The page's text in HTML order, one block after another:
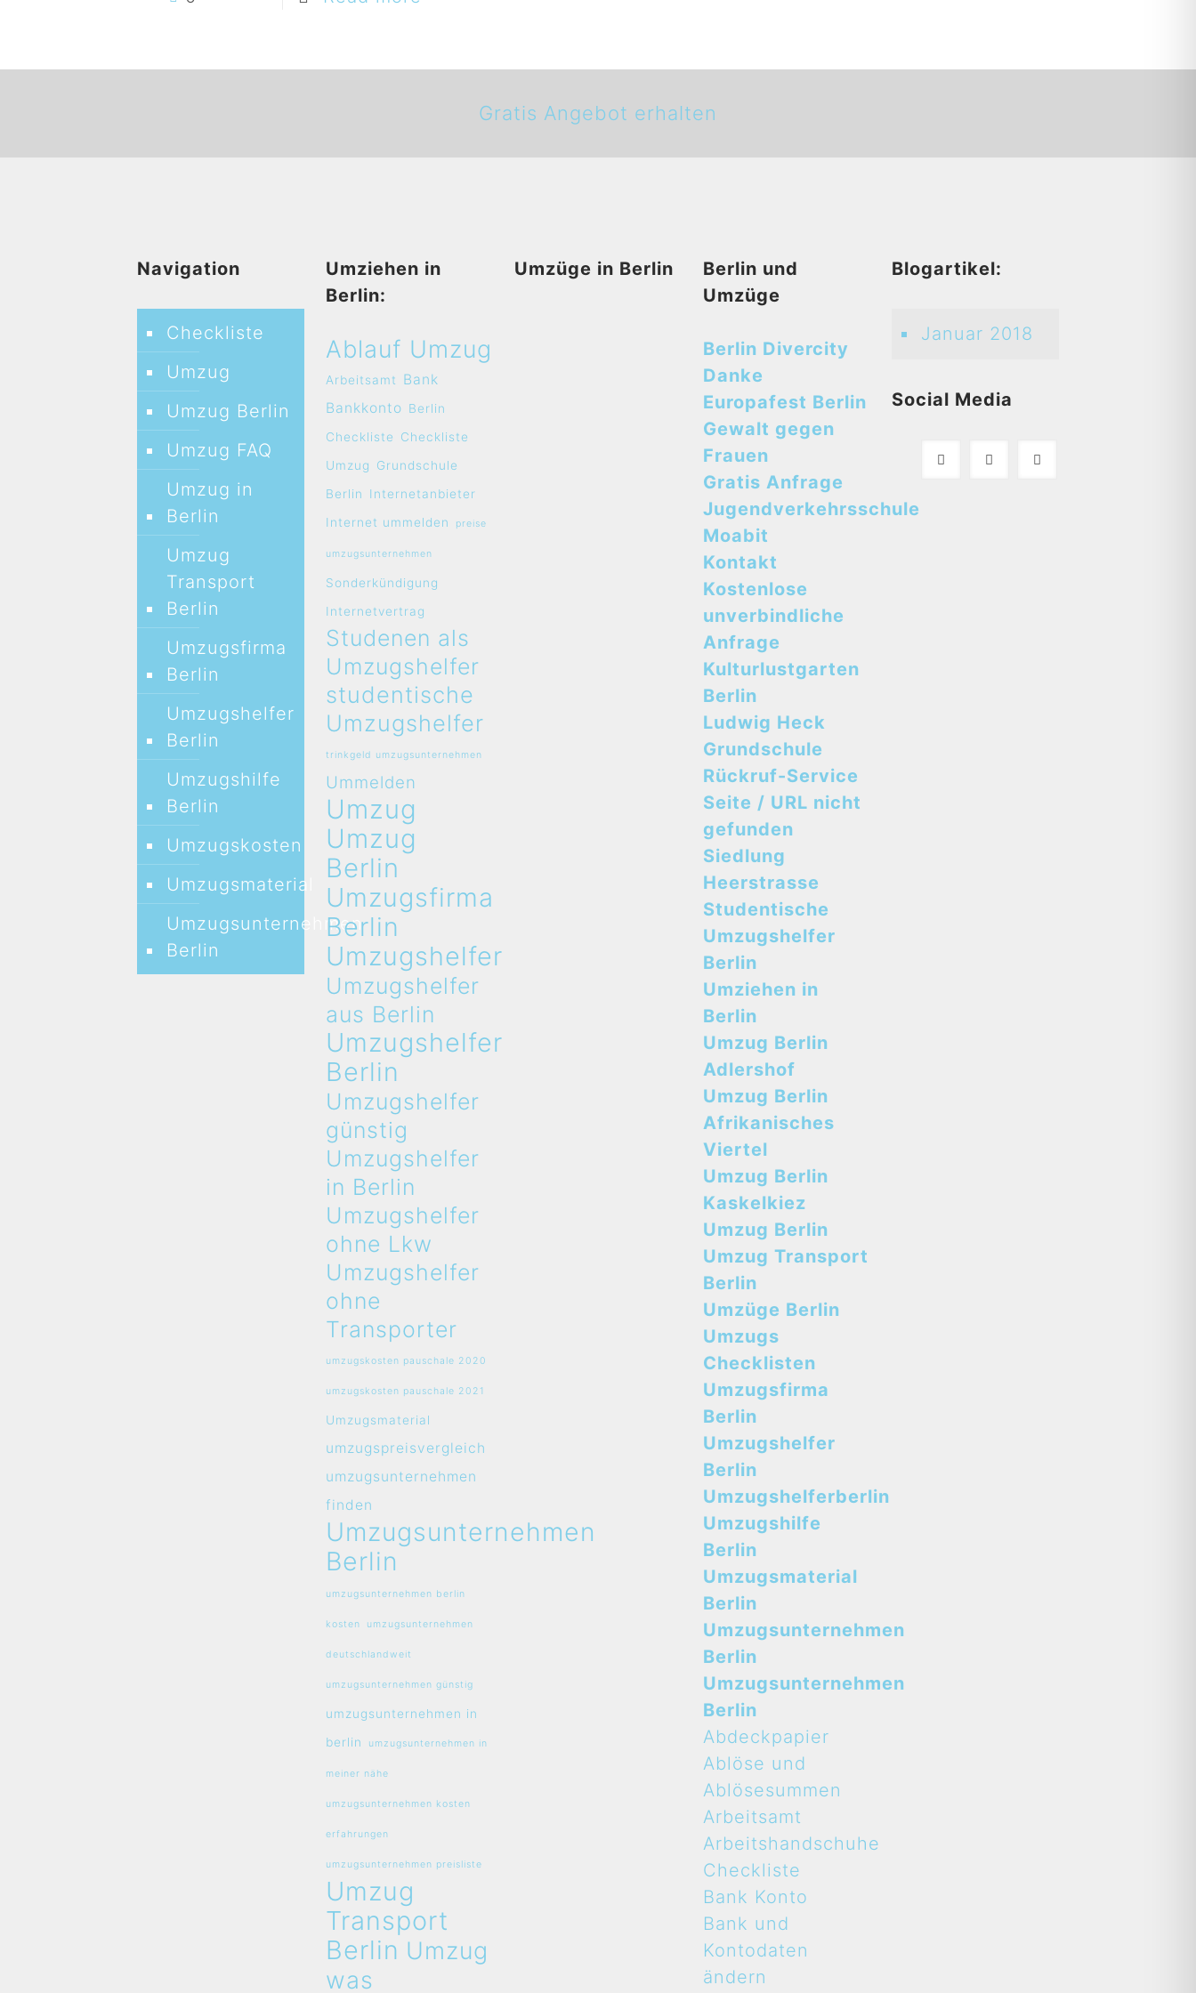
Gratis Angebot erhalten
Navigation
Checkliste
Umzug
Umzug Berlin
Umzug FAQ
Umzug in
Berlin
Umzug
Transport
Berlin
Umzugsfirma
Berlin
Umzugshelfer
Berlin
Umzugshilfe
Berlin
Umzugskosten
Umzugsmaterial
Umzugsunternehmen
Berlin
Umziehen in
Berlin:
Ablauf Umzug
Arbeitsamt
Bank
Bankkonto Berlin
Checkliste
Checkliste
Umzug
Grundschule
Berlin
Internetanbieter
Internet ummelden
preise
umzugsunternehmen
Sonderkündigung
Internetvertrag
Studenen als
Umzugshelfer
studentische
Umzugshelfer
trinkgeld umzugsunternehmen
Ummelden
Umzug
Umzug
Berlin
Umzugsfirma
Berlin
Umzugshelfer
Umzugshelfer
aus Berlin
Umzugshelfer
Berlin
Umzugshelfer
günstig
Umzugshelfer
in Berlin
Umzugshelfer
ohne Lkw
Umzugshelfer
ohne
Transporter
umzugskosten pauschale 2020
umzugskosten pauschale 2021
Umzugsmaterial
umzugspreisvergleich
umzugsunternehmen
finden
Umzugsunternehmen
Berlin
umzugsunternehmen berlin
kosten umzugsunternehmen
deutschlandweit
umzugsunternehmen günstig
umzugsunternehmen in
berlin
umzugsunternehmen in
meiner nähe
umzugsunternehmen kosten
erfahrungen
umzugsunternehmen preisliste
Umzug
Transport
Berlin Umzug
was
Umzüge in Berlin
Berlin und
Umzüge
Berlin Divercity
Danke
Europafest Berlin
Gewalt gegen
Frauen
Gratis Anfrage
Jugendverkehrsschule
Moabit
Kontakt
Kostenlose
unverbindliche
Anfrage
Kulturlustgarten
Berlin
Ludwig Heck
Grundschule
Rückruf-Service
Seite / URL nicht
gefunden
Siedlung
Heerstrasse
Studentische
Umzugshelfer
Berlin
Umziehen in
Berlin
Umzug Berlin
Adlershof
Umzug Berlin
Afrikanisches
Viertel
Umzug Berlin
Kaskelkiez
Umzug Berlin
Umzug Transport
Berlin
Umzüge Berlin
Umzugs
Checklisten
Umzugsfirma
Berlin
Umzugshelfer
Berlin
Umzugshelferberlin
Umzugshilfe
Berlin
Umzugsmaterial
Berlin
Umzugsunternehmen
Berlin
Umzugsunternehmen
Berlin
Abdeckpapier
Ablöse und
Ablösesummen
Arbeitsamt
Arbeitshandschuhe
Checkliste
Bank Konto
Bank und
Kontodaten
ändern
Blogartikel:
Januar 2018
Social Media